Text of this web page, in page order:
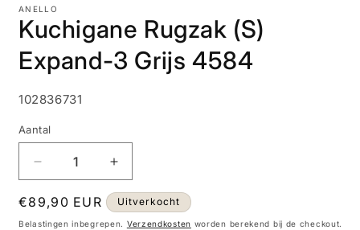
ANELLO
Kuchigane Rugzak (S)
Expand-3 Grijs 4584
SKU:
102836731
Aantal
Aantal
verlagen
voor
Kuchigane
Aantal
verhogen
voor
Kuchigane
Normale
prijs
€89,90 EUR Uitverkocht
Belastingen inbegrepen. Verzendkosten worden berekend bij de checkout.